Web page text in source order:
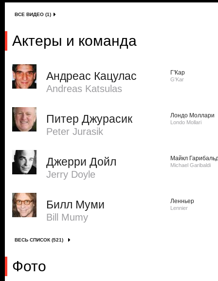
ВСЕ ВИДЕО (1)
Актеры и команда
Андреас Кацулас
Andreas Katsulas
Г'Кар
G'Kar
Питер Джурасик
Peter Jurasik
Лондо Моллари
Londo Mollari
Джерри Дойл
Jerry Doyle
Майкл
Michael Garibaldi
Билл Муми
Bill Mumy
Ленньер
Lennier
ВЕСЬ СПИСОК (521)
Фото